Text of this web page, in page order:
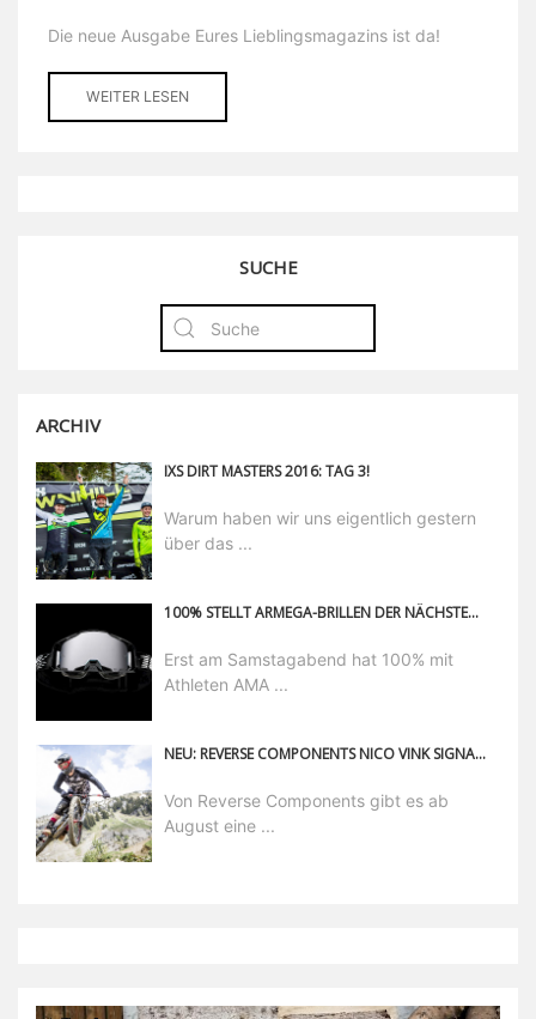
Die neue Ausgabe Eures Lieblingsmagazins ist da!
WEITER LESEN
SUCHE
ARCHIV
IXS DIRT MASTERS 2016: TAG 3!
Warum haben wir uns eigentlich gestern
über das ...
100% STELLT ARMEGA-BRILLEN DER NÄCHSTEN GENERATION VOR
Erst am Samstagabend hat 100% mit
Athleten AMA ...
NEU: REVERSE COMPONENTS NICO VINK SIGNATURE
Von Reverse Components gibt es ab
August eine ...